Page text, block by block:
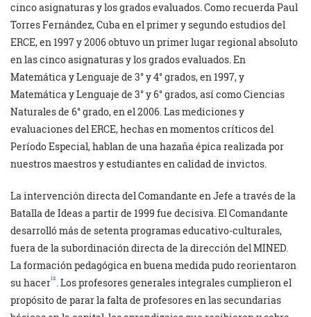
cinco asignaturas y los grados evaluados. Como recuerda Paul
Torres Fernández, Cuba en el primer y segundo estudios del
ERCE, en 1997 y 2006 obtuvo un primer lugar regional absoluto
en las cinco asignaturas y los grados evaluados. En
Matemática y Lenguaje de 3° y 4° grados, en 1997, y
Matemática y Lenguaje de 3° y 6° grados, así como Ciencias
Naturales de 6° grado, en el 2006. Las mediciones y
evaluaciones del ERCE, hechas en momentos críticos del
Período Especial, hablan de una hazaña épica realizada por
nuestros maestros y estudiantes en calidad de invictos.
La intervención directa del Comandante en Jefe a través de la
Batalla de Ideas a partir de 1999 fue decisiva. El Comandante
desarrolló más de setenta programas educativo-culturales,
fuera de la subordinación directa de la dirección del MINED.
La formación pedagógica en buena medida pudo reorientaron
su hacerix. Los profesores generales integrales cumplieron el
propósito de parar la falta de profesores en las secundarias